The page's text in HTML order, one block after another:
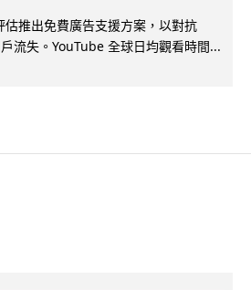
推出免費廣告支援方案，以對抗
流失。YouTube 全球日均觀看時間...